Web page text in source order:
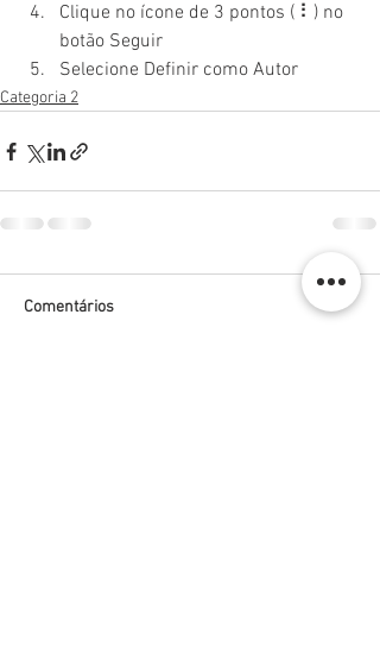
Clique no ícone de 3 pontos ( ⠇) no
botão Seguir
Selecione Definir como Autor
Categoria 2
Comentários